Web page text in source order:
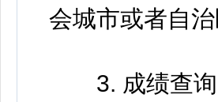
会城市或者自治
3. 成绩查询